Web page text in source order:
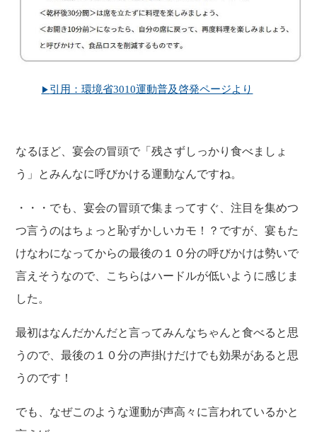
▶ 引用：環境省3010運動普及啓発ページより
なるほど、宴会の冒頭で「残さずしっかり食べましょ
う」とみんなに呼びかける運動なんですね。
・・・でも、宴会の冒頭で集まってすぐ、注目を集めつ
つ言うのはちょっと恥ずかしいカモ！？ですが、宴もた
けなわになってからの最後の１０分の呼びかけは勢いで
言えそうなので、こちらはハードルが低いように感じま
した。
最初はなんだかんだと言ってみんなちゃんと食べると思
うので、最後の１０分の声掛けだけでも効果があると思
うのです！
でも、なぜこのような運動が声高々に言われているかと